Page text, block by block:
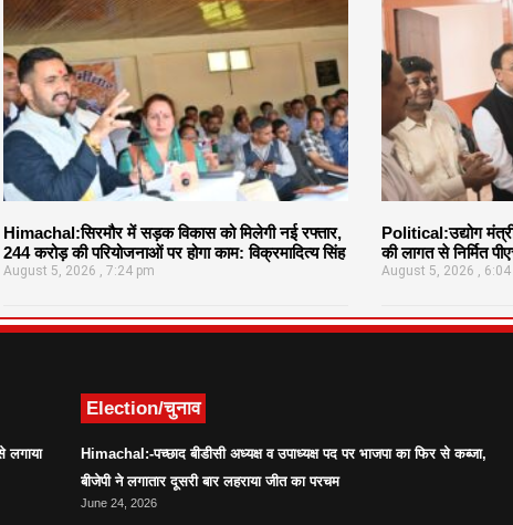
Himachal:सिरमौर में सड़क विकास को मिलेगी नई रफ्तार,
244 करोड़ की परियोजनाओं पर होगा काम: विक्रमादित्य सिंह
August 5, 2026 7:24 pm
Political:उद्योग
की लागत से निर्मित
August 5, 2026 6:04
लगाया
Election/चुनाव
Himachal:-पच्छाद बीडीसी अध्यक्ष व उपाध्यक्ष पद पर भाजपा का फिर से कब्जा,
बीजेपी ने लगातार दूसरी बार लहराया जीत का परचम
June 24, 2026